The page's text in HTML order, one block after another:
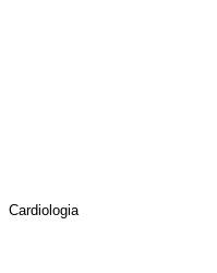
Cardiologia